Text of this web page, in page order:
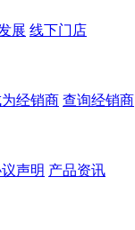
展 线下门店
为经销商 查询经销商
声明 产品资讯